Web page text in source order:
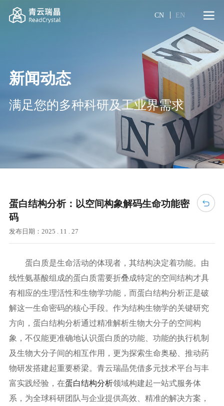
CN EN
新闻动态
满足您的多种科研及工业界需求
蛋白结构分析：以空间构象解码生命功能密
码
发布日期：2025 . 11 . 27
蛋白质是生命活动的体现者，其结构决定着功能。由
线性氨基酸组成的蛋白质需要折叠成特定的空间结构才具
有相应的生理活性和生物学功能，而蛋白结构分析正是破
解这一生命密码的核心手段。作为结构生物学的关键研究
方向，蛋白结构分析通过精准解析生物大分子的空间构
象，不仅能更准确地认识蛋白质的功能、功能的执行机制
及生物大分子间的相互作用，更为探索生命奥秘、推动药
物研发搭建起重要桥梁。青云瑞晶凭借多元技术平台与丰
富实践经验，在蛋白结构分析领域构建起一站式服务体
系，为全球科研团队与企业提供高效、精准的解决方案，